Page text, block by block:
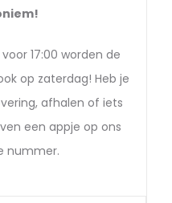
17:00 worden de
op zaterdag! Heb je
afhalen of iets
een appje op ons
nummer.